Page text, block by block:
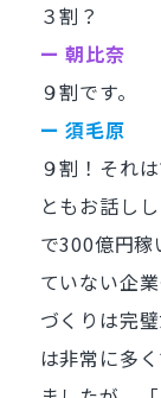
３割？
ー 朝比奈
９割です。
ー 須毛原
９割！それ
ともお話し
で300億円稼
ていない企
づくりは完
は非常に多